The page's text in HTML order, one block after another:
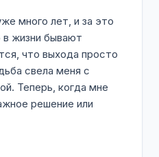
много лет, и за это
в жизни бывают
что выхода просто
свела меня с
Теперь, когда мне
решение или